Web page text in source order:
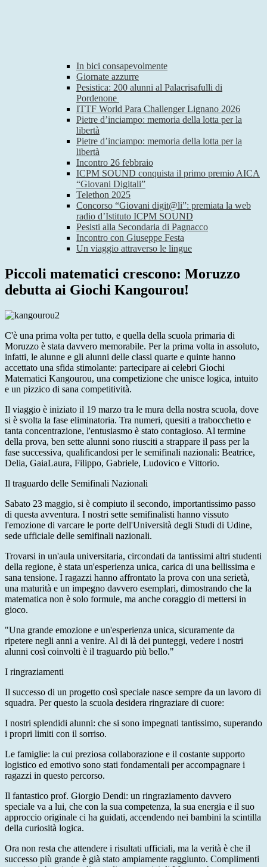
In bici consapevolmente
Giornate azzurre
Pesistica: 200 alunni al Palacrisafulli di
Pordenone
ITTF World Para Challenger Lignano 2026
Pietre d’inciampo: memoria della lotta per la
libertà
Pietre d’inciampo: memoria della lotta per la
libertà
Incontro 26 febbraio
ICPM SOUND conquista il primo premio AICA
“Giovani Digitali”
Telethon 2025
Concorso “Giovani digit@li”: premiata la web
radio d’Istituto ICPM SOUND
Pesisti alla Secondaria di Pagnacco
Incontro con Giuseppe Festa
Un viaggio attraverso le lingue
Piccoli matematici crescono: Moruzzo
debutta ai Giochi Kangourou!
C'è una prima volta per tutto, e quella della scuola primaria di
Moruzzo è stata davvero memorabile. Per la prima volta in assoluto,
infatti, le alunne e gli alunni delle classi quarte e quinte hanno
accettato una sfida stimolante: partecipare ai celebri Giochi
Matematici Kangourou, una competizione che unisce logica, intuito
e un pizzico di sana competitività.
Il viaggio è iniziato il 19 marzo tra le mura della nostra scuola, dove
si è svolta la fase eliminatoria. Tra numeri, quesiti a trabocchetto e
tanta concentrazione, l'entusiasmo è stato contagioso. Al termine
della prova, ben sette alunni sono riusciti a strappare il pass per la
fase successiva, qualificandosi per le semifinali nazionali: Beatrice,
Delia, GaiaLaura, Filippo, Gabriele, Ludovico e Vittorio.
Il traguardo delle Semifinali Nazionali
Sabato 23 maggio, si è compiuto il secondo, importantissimo passo
di questa avventura. I nostri sette semifinalisti hanno vissuto
l'emozione di varcare le porte dell'Università degli Studi di Udine,
sede ufficiale delle semifinali nazionali.
Trovarsi in un'aula universitaria, circondati da tantissimi altri studenti
della regione, è stata un'esperienza unica, carica di una bellissima e
sana tensione. I ragazzi hanno affrontato la prova con una serietà,
una maturità e un impegno davvero esemplari, dimostrando che la
matematica non è solo formule, ma anche coraggio di mettersi in
gioco.
"Una grande emozione e un'esperienza unica, sicuramente da
ripetere negli anni a venire. Al di là dei punteggi, vedere i nostri
alunni così coinvolti è il traguardo più bello."
I ringraziamenti
Il successo di un progetto così speciale nasce sempre da un lavoro di
squadra. Per questo la scuola desidera ringraziare di cuore:
I nostri splendidi alunni: che si sono impegnati tantissimo, superando
i propri limiti con il sorriso.
Le famiglie: la cui preziosa collaborazione e il costante supporto
logistico ed emotivo sono stati fondamentali per accompagnare i
ragazzi in questo percorso.
Il fantastico prof. Giorgio Dendi: un ringraziamento davvero
speciale va a lui, che con la sua competenza, la sua energia e il suo
approccio originale ci ha guidati, accendendo nei bambini la scintilla
della curiosità logica.
Ora non resta che attendere i risultati ufficiali, ma la verità è che il
successo più grande è già stato ampiamente raggiunto. Complimenti